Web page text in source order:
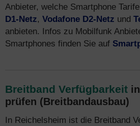
Anbieter, welche Smartphone
D1-Netz, Vodafone D2-Netz und
anbieten. Infos zu Mobilfunk
Smartphones finden Sie auf
Breitband Verfügbarkeit
prüfen (Breitbandausbau)
In Reichelsheim ist die Breitband